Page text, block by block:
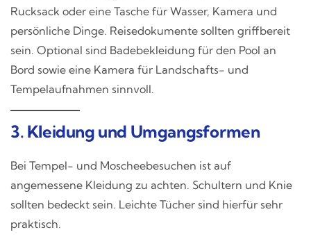
Rucksack oder eine Tasche für Wasser, Kamera und
persönliche Dinge. Reisedokumente sollten griffbereit
sein. Optional sind Badebekleidung für den Pool an
Bord sowie eine Kamera für Landschafts- und
Tempelaufnahmen sinnvoll.
3. Kleidung und Umgangsformen
Bei Tempel- und Moscheebesuchen ist auf
angemessene Kleidung zu achten. Schultern und Knie
sollten bedeckt sein. Leichte Tücher sind hierfür sehr
praktisch.